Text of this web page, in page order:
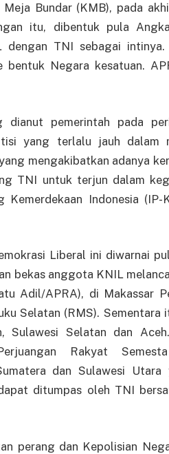
Bundar (KMB), pada
itu, dibentuk pula
dengan TNI sebagai
bentuk Negara kesatuan.
pemerintah pada
yang terlalu jauh dalam
mengakibatkan adanya
TNI untuk terjun dalam
Indonesia
Liberal ini diwarnai
bekas anggota KNIL
Adil/APRA), di Makassar
Selatan (RMS). Sementara
Sulawesi Selatan dan
Rakyat
dan Sulawesi Utara
ditumpas oleh TNI
perang dan Kepolisian